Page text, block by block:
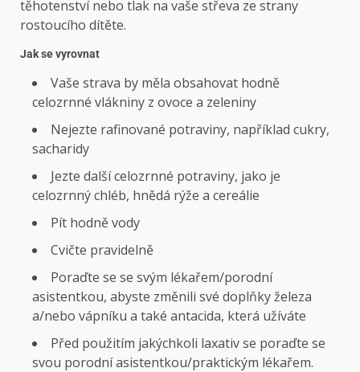
těhotenství nebo tlak na vaše střeva ze strany
rostoucího dítěte.
Jak se vyrovnat
Vaše strava by měla obsahovat hodně
celozrnné vlákniny z ovoce a zeleniny
Nejezte rafinované potraviny, například cukry,
sacharidy
Jezte další celozrnné potraviny, jako je
celozrnný chléb, hnědá rýže a cereálie
Pít hodně vody
Cvičte pravidelně
Poraďte se se svým lékařem/porodní
asistentkou, abyste změnili své doplňky železa
a/nebo vápníku a také antacida, která užíváte
Před použitím jakýchkoli laxativ se poraďte se
svou porodní asistentkou/praktickým lékařem.